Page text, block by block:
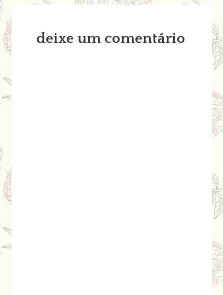
deixe um comentário